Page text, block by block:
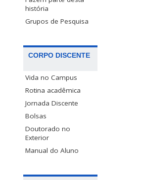
história
Grupos de Pesquisa
CORPO DISCENTE
Vida no Campus
Rotina acadêmica
Jornada Discente
Bolsas
Doutorado no
Exterior
Manual do Aluno